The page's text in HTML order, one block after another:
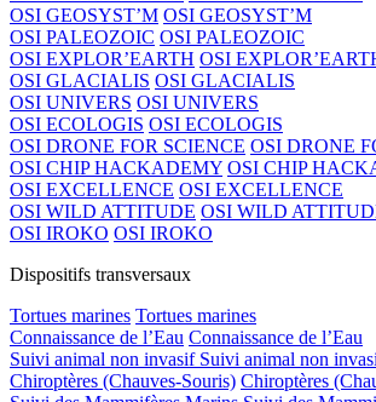
OSI GEOSYST’M OSI GEOSYST’M
OSI PALEOZOIC OSI PALEOZOIC
OSI EXPLOR’EARTH OSI
OSI GLACIALIS OSI GLACIALIS
OSI UNIVERS OSI UNIVERS
OSI ECOLOGIS OSI ECOLOGIS
OSI DRONE FOR SCIENCE OSI DRONE
OSI CHIP HACKADEMY OSI CHIP
OSI EXCELLENCE OSI EXCELLENCE
OSI WILD ATTITUDE OSI WILD
OSI IROKO OSI IROKO
Dispositifs transversaux
Tortues marines Tortues marines
Connaissance de l’Eau Connaissance de l’Eau
Suivi animal non invasif Suivi animal non
Chiroptères (Chauves-Souris) Chiroptères